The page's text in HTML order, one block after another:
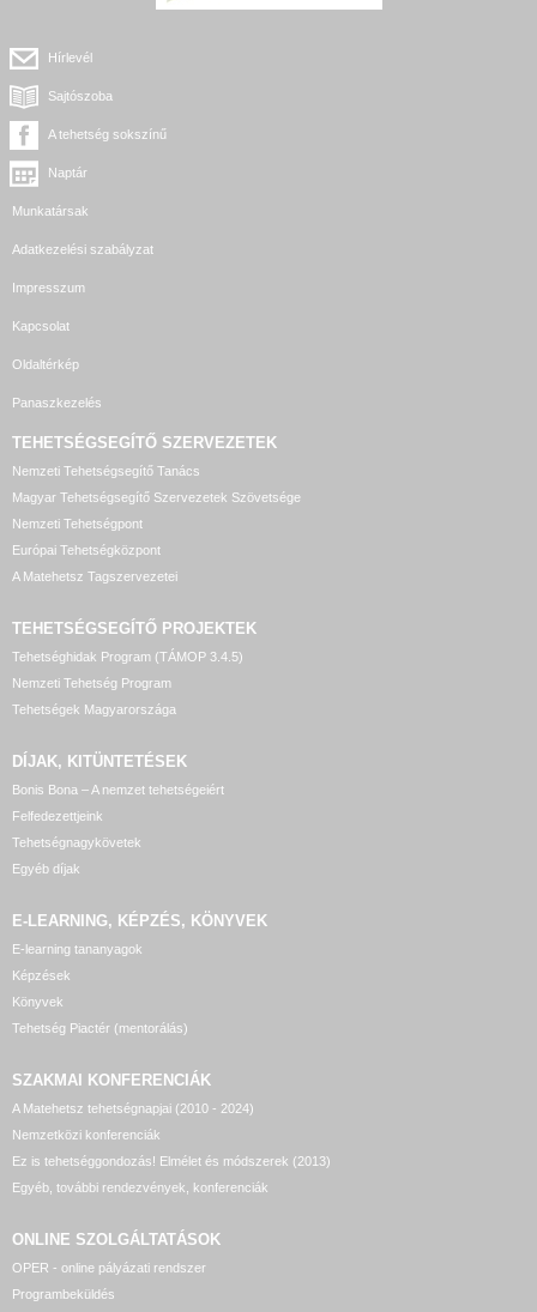
Hírlevél
Sajtószoba
A tehetség sokszínű
Naptár
Munkatársak
Adatkezelési szabályzat
Impresszum
Kapcsolat
Oldaltérkép
Panaszkezelés
TEHETSÉGSEGÍTŐ SZERVEZETEK
Nemzeti Tehetségsegítő Tanács
Magyar Tehetségsegítő Szervezetek Szövetsége
Nemzeti Tehetségpont
Európai Tehetségközpont
A Matehetsz Tagszervezetei
TEHETSÉGSEGÍTŐ PROJEKTEK
Tehetséghidak Program (TÁMOP 3.4.5)
Nemzeti Tehetség Program
Tehetségek Magyarországa
DÍJAK, KITÜNTETÉSEK
Bonis Bona – A nemzet tehetségeiért
Felfedezettjeink
Tehetségnagykövetek
Egyéb díjak
E-LEARNING, KÉPZÉS, KÖNYVEK
E-learning tananyagok
Képzések
Könyvek
Tehetség Piactér (mentorálás)
SZAKMAI KONFERENCIÁK
A Matehetsz tehetségnapjai (2010 - 2024)
Nemzetközi konferenciák
Ez is tehetséggondozás! Elmélet és módszerek (2013)
Egyéb, további rendezvények, konferenciák
ONLINE SZOLGÁLTATÁSOK
OPER - online pályázati rendszer
Programbeküldés